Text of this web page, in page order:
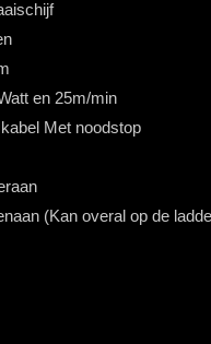
en 25m/min
Met noodstop
(Kan overal op de